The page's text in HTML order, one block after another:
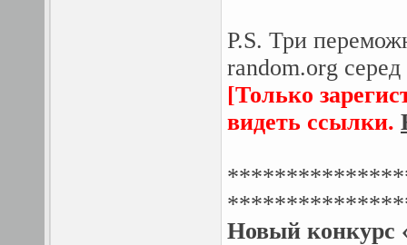
P.S. Три
random.org серед
[Только
видеть ссылки.
Новый конкурс